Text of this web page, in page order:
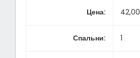
Цена:
Спальни: 1